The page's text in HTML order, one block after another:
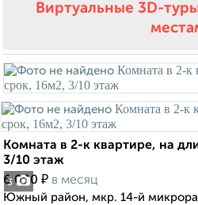
Виртуальные 3D-
3
Комната в 2-к квартире, на
3/10 этаж
6 000 ₽ в месяц
Южный район, мкр. 14-й